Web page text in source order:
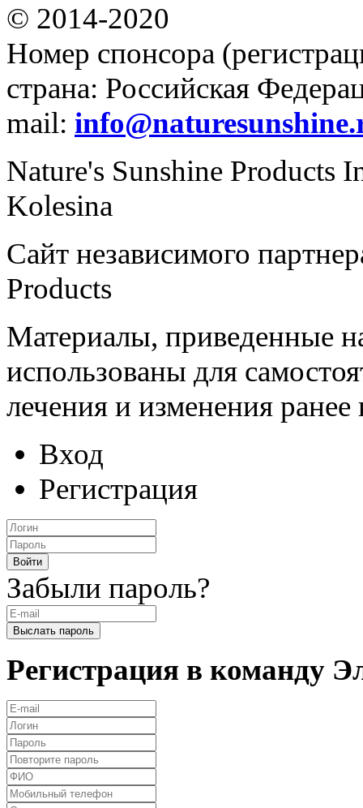
© 2014-2020
Номер спонсора
страна: Российская
mail:
Nature's Sunshine Products
Kolesina
Сайт независимого
Products
Материалы, приведенные
использованы для
лечения и изменения
Вход
Регистрация
Забыли пароль?
Регистрация в команду